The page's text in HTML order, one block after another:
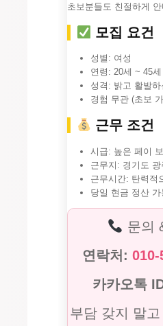
초보분들도 친절하게
모집 요건
성별: 여성
연령: 20세 ~ 45세
성격: 밝고 활발하
경험 무관 (초보
근무 조건
시급: 높은 페이
근무지: 경기도 광
근무시간: 탄력적
당일 현금 정산 가
문의
연락처: 010-
카카오톡
부담 갖지 말